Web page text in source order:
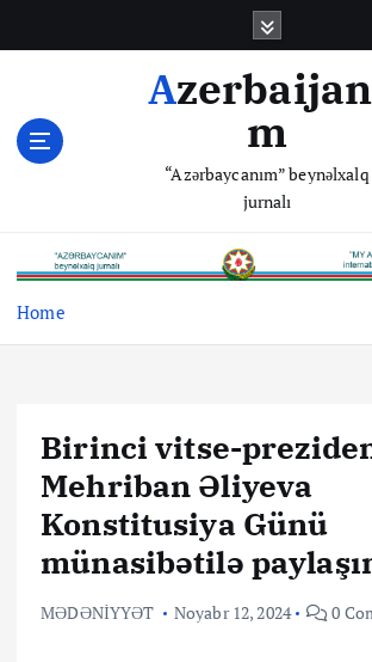
t
Azerbaijani
m
“Azərbaycanım” beynəlxalq
jurnalı
Home
Birinci vitse-
Mehriban Əliyeva
Konstitusiya Günü
münasibətilə
MƏDƏNİYYƏT Noyabr 12, 2024 0